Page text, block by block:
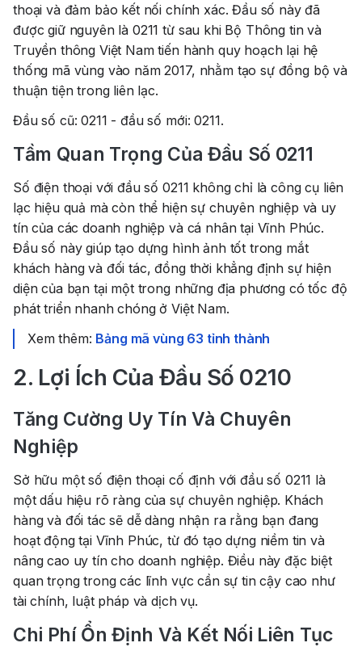
thoại và đảm bảo kết nối chính xác. Đầu số này đã
được giữ nguyên là 0211 từ sau khi Bộ Thông tin và
Truyền thông Việt Nam tiến hành quy hoạch lại hệ
thống mã vùng vào năm 2017, nhằm tạo sự đồng bộ và
thuận tiện trong liên lạc.
Đầu số cũ: 0211 - đầu số mới: 0211.
Tầm Quan Trọng Của Đầu Số 0211
Số điện thoại với đầu số 0211 không chỉ là công cụ liên
lạc hiệu quả mà còn thể hiện sự chuyên nghiệp và uy
tín của các doanh nghiệp và cá nhân tại Vĩnh Phúc.
Đầu số này giúp tạo dựng hình ảnh tốt trong mắt
khách hàng và đối tác, đồng thời khẳng định sự hiện
diện của bạn tại một trong những địa phương có tốc độ
phát triển nhanh chóng ở Việt Nam.
Xem thêm: Bảng mã vùng 63 tỉnh thành
2. Lợi Ích Của Đầu Số 0210
Tăng Cường Uy Tín Và Chuyên
Nghiệp
Sở hữu một số điện thoại cố định với đầu số 0211 là
một dấu hiệu rõ ràng của sự chuyên nghiệp. Khách
hàng và đối tác sẽ dễ dàng nhận ra rằng bạn đang
hoạt động tại Vĩnh Phúc, từ đó tạo dựng niềm tin và
nâng cao uy tín cho doanh nghiệp. Điều này đặc biệt
quan trọng trong các lĩnh vực cần sự tin cậy cao như
tài chính, luật pháp và dịch vụ.
Chi Phí Ổn Định Và Kết Nối Liên Tục